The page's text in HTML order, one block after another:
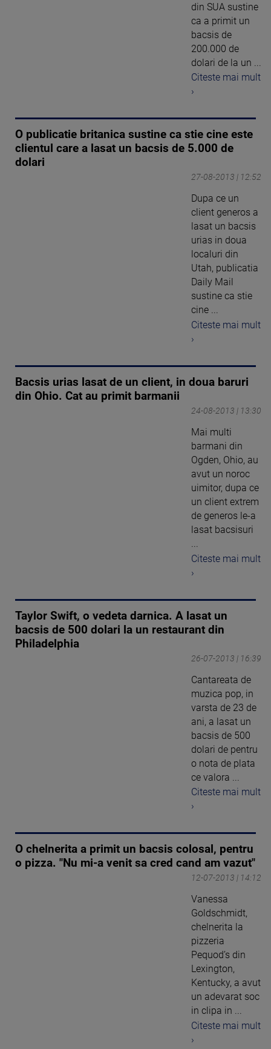
din SUA sustine
ca a primit un
bacsis de
200.000 de
dolari de la un ...
Citeste mai mult
›
O publicatie britanica sustine ca stie cine este
clientul care a lasat un bacsis de 5.000 de
dolari
27-08-2013 | 12:52
Dupa ce un
client generos a
lasat un bacsis
urias in doua
localuri din
Utah, publicatia
Daily Mail
sustine ca stie
cine ...
Citeste mai mult
›
Bacsis urias lasat de un client, in doua baruri
din Ohio. Cat au primit barmanii
24-08-2013 | 13:30
Mai multi
barmani din
Ogden, Ohio, au
avut un noroc
uimitor, dupa ce
un client extrem
de generos le-a
lasat bacsisuri
...
Citeste mai mult
›
Taylor Swift, o vedeta darnica. A lasat un
bacsis de 500 dolari la un restaurant din
Philadelphia
26-07-2013 | 16:39
Cantareata de
muzica pop, in
varsta de 23 de
ani, a lasat un
bacsis de 500
dolari de pentru
o nota de plata
ce valora ...
Citeste mai mult
›
O chelnerita a primit un bacsis colosal, pentru
o pizza. "Nu mi-a venit sa cred cand am vazut"
12-07-2013 | 14:12
Vanessa
Goldschmidt,
chelnerita la
pizzeria
Pequod’s din
Lexington,
Kentucky, a avut
un adevarat soc
in clipa in ...
Citeste mai mult
›